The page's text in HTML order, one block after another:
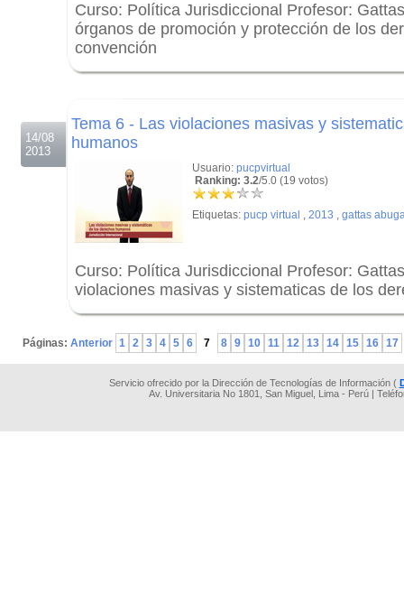
Curso: Política Jurisdiccional Profesor:
órganos de promoción y protección de los
convención
14/08
2013
Tema 6 - Las violaciones masivas y
humanos
Usuario: pucpvirtual
Ranking: 3.2/5.0 (19 votos)
Etiquetas: pucp virtual , 2013 , gattas
Curso: Política Jurisdiccional Profesor:
violaciones masivas y sistematicas de los
Páginas: Anterior 1 2 3 4 5 6 7 8 9 10 11 12 13 14 15 16 17
Servicio ofrecido por la Dirección de Tecnologías de Información (
Av. Universitaria No 1801, San Miguel, Lima - Perú |